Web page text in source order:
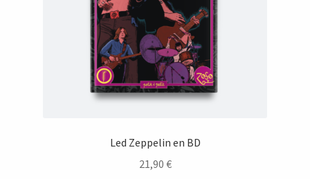
Led Zeppelin en BD
21,90 €